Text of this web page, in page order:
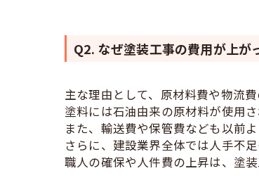
Q2. なぜ塗装工事の費用が上が
主な理由として、原材料費や物流費
塗料には石油由来の原材料が使用
また、輸送費や保管費なども以前
さらに、建設業界全体では人手不足
職人の確保や人件費の上昇は、塗